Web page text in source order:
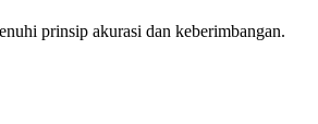
prinsip akurasi dan keberimbangan.